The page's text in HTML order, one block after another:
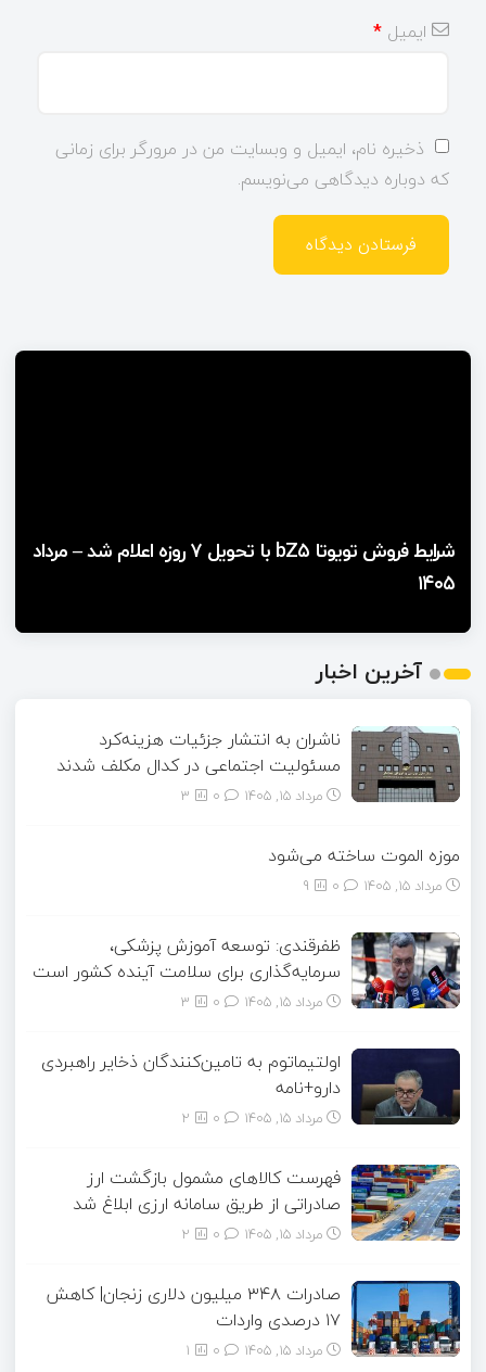
ایمیل *
ذخیره نام، ایمیل و وبسایت من در مرورگر برای زمانی
که دوباره دیدگاهی می‌نویسم.
شرایط فروش تویوتا bZ۵ با تحویل ۷ روزه اعلام شد – مرداد
۱۴۰۵
شرایط فروش کوییک S اعلام شد – مرداد ۱۴۰۵
شرایط فروش نیسان وانت اعلام شد – مرداد ۱۴۰۵
فروش اقساطی لوکانو L۸ و L۷ توسط نوین خودرو اعلام
شد – مرداد ۱۴۰۵
شرایط فروش دو محصول بهمن موتور اعلام شد – مرداد
۱۴۰۵
2
آخرین اخبار
ناشران به انتشار جزئیات هزینه‌کرد
مسئولیت اجتماعی در کدال مکلف شدند
مرداد ۱۵, ۱۴۰۵ 3
موزه الموت ساخته می‌شود
مرداد ۱۵, ۱۴۰۵ 9
ظفرقندی: توسعه آموزش پزشکی،
سرمایه‌گذاری برای سلامت آینده کشور است
مرداد ۱۵, ۱۴۰۵ 3
اولتیماتوم به تامین‌کنندگان ذخایر راهبردی
دارو+نامه
مرداد ۱۵, ۱۴۰۵ 2
فهرست کالاهای مشمول بازگشت ارز
صادراتی از طریق سامانه ارزی ابلاغ شد
مرداد ۱۵, ۱۴۰۵ 2
صادرات ۳۴۸ میلیون دلاری زنجان| ‌کاهش
۱۷ درصدی واردات
مرداد ۱۵, ۱۴۰۵ 1